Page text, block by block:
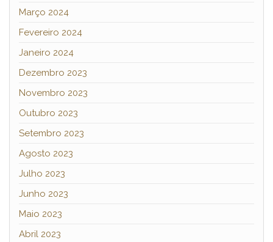
Março 2024
Fevereiro 2024
Janeiro 2024
Dezembro 2023
Novembro 2023
Outubro 2023
Setembro 2023
Agosto 2023
Julho 2023
Junho 2023
Maio 2023
Abril 2023